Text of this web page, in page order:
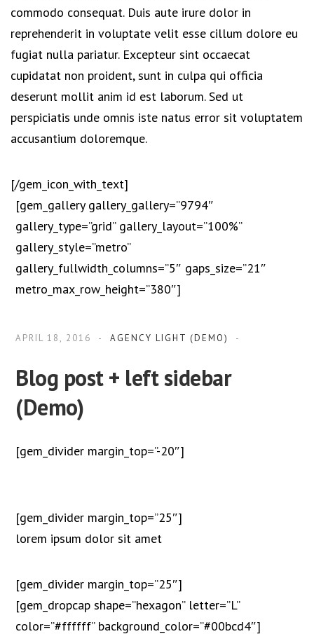
commodo consequat. Duis aute irure dolor in
reprehenderit in voluptate velit esse cillum dolore eu
fugiat nulla pariatur. Excepteur sint occaecat
cupidatat non proident, sunt in culpa qui officia
deserunt mollit anim id est laborum. Sed ut
perspiciatis unde omnis iste natus error sit voluptatem
accusantium doloremque.
[/gem_icon_with_text]
[gem_gallery gallery_gallery=”9794″
gallery_type=”grid” gallery_layout=”100%”
gallery_style=”metro”
gallery_fullwidth_columns=”5″ gaps_size=”21″
metro_max_row_height=”380″]
APRIL 18, 2016 AGENCY LIGHT (DEMO)
Blog post + left sidebar
(Demo)
[gem_divider margin_top=”-20″]
[gem_divider margin_top=”25″]
lorem ipsum dolor sit amet
[gem_divider margin_top=”25″]
[gem_dropcap shape=”hexagon” letter=”L”
color=”#ffffff” background_color=”#00bcd4″]